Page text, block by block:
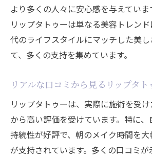
より多くの人々に安心感を与えていま
リップタトゥーは単なる美容トレン
代のライフスタイルにマッチした美
て、多くの支持を集めています。
リアルな口コミから見るリップタト
リップタトゥーは、実際に施術を受
から高い評価を受けています。特に
持続性が好評で、朝のメイク時間を
が支持されています。多くの口コミ